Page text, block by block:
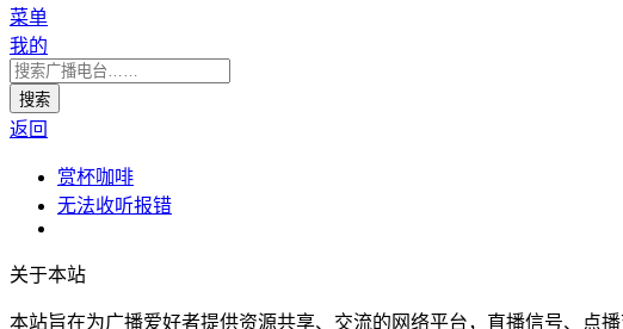
菜单
我的
返回
赏杯咖啡
无法收听报错
关于本站
本站旨在为广播爱好者提供资源共享、交流的网络平台，直播信号、点